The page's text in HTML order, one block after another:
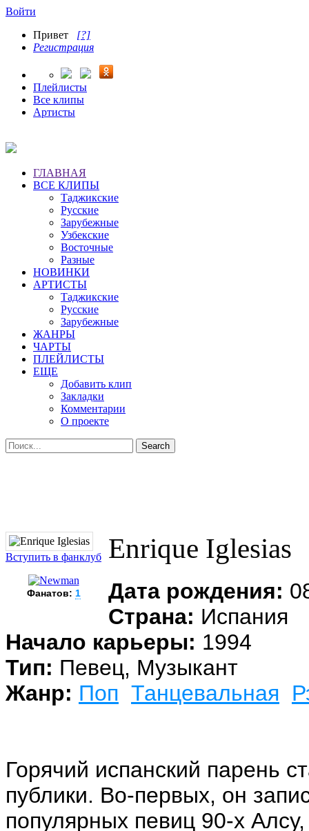
Войти
Привет [?]
Регистрация
Плейлисты
Все клипы
Артисты
ГЛАВНАЯ
ВСЕ КЛИПЫ
Таджикские
Русские
Зарубежные
Узбекские
Восточные
Разные
НОВИНКИ
АРТИСТЫ
Таджикские
Русские
Зарубежные
ЖАНРЫ
ЧАРТЫ
ПЛЕЙЛИСТЫ
ЕЩЕ
Добавить клип
Закладки
Комментарии
О проекте
Вступить в фанклуб
Фанатов: 1
Enrique Iglesias
Дата рождения:
Страна: Испания
Начало карьеры: 1994
Тип: Певец, Музыкант
Жанр: Поп Танцевальная
Горячий испанский парень
публики. Во-первых, он
популярных певиц 90-х